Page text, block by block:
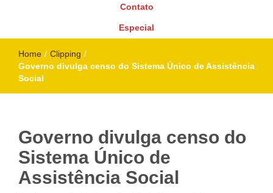
Contato
Especial
Home / Clipping /
Governo divulga censo do Sistema Único de Assistência
Social
Governo divulga censo do
Sistema Único de
Assistência Social